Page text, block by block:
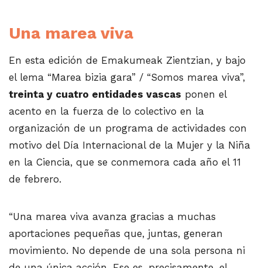
Una marea viva
En esta edición de Emakumeak Zientzian, y bajo
el lema “Marea bizia gara” / “Somos marea viva”,
treinta y cuatro entidades vascas ponen el
acento en la fuerza de lo colectivo en la
organización de un programa de actividades con
motivo del Día Internacional de la Mujer y la Niña
en la Ciencia, que se conmemora cada año el 11
de febrero.
“Una marea viva avanza gracias a muchas
aportaciones pequeñas que, juntas, generan
movimiento. No depende de una sola persona ni